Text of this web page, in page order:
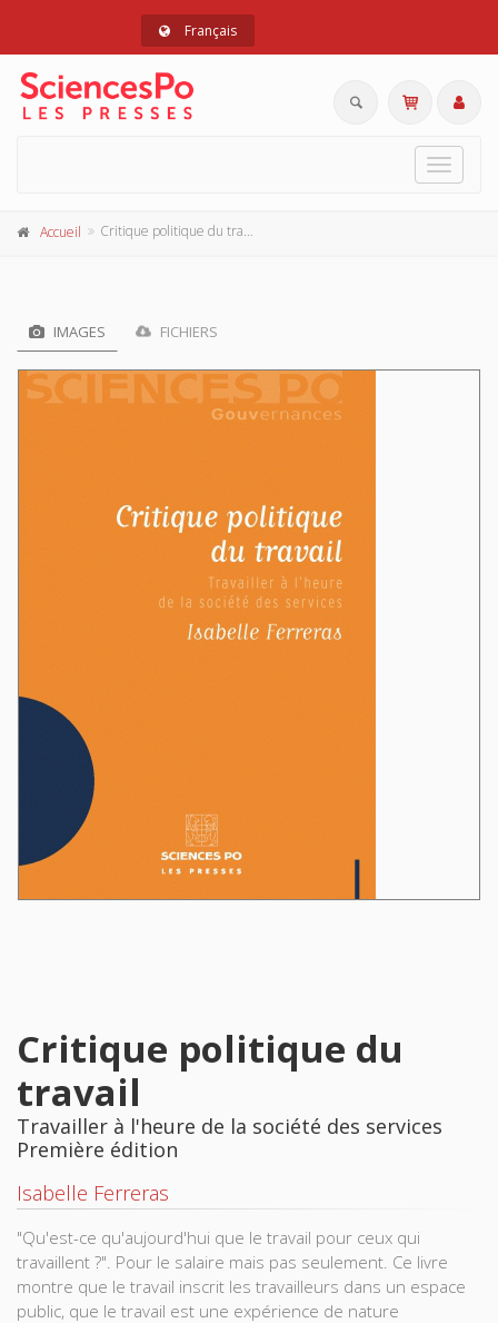
Français
Toggle
Accueil Critique politique du travail
IMAGES FICHIERS
Critique politique du
travail
Travailler à l'heure de la société des services
Première édition
Isabelle Ferreras
"Qu'est-ce qu'aujourd'hui que le travail pour ceux qui
travaillent ?". Pour le salaire mais pas seulement. Ce livre
montre que le travail inscrit les travailleurs dans un espace
public, que le travail est une expérience de nature